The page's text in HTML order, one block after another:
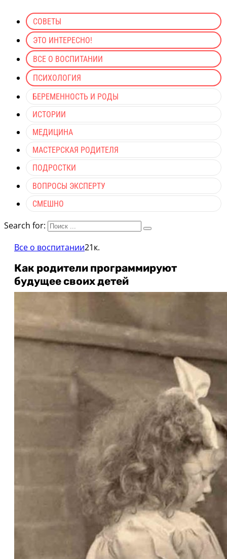
СОВЕТЫ
ЭТО ИНТЕРЕСНО!
ВСЕ О ВОСПИТАНИИ
ПСИХОЛОГИЯ
БЕРЕМЕННОСТЬ И РОДЫ
ИСТОРИИ
МЕДИЦИНА
МАСТЕРСКАЯ РОДИТЕЛЯ
ПОДРОСТКИ
ВОПРОСЫ ЭКСПЕРТУ
СМЕШНО
Search for:
Все о воспитании21к.
Как родители программируют
будущее своих детей